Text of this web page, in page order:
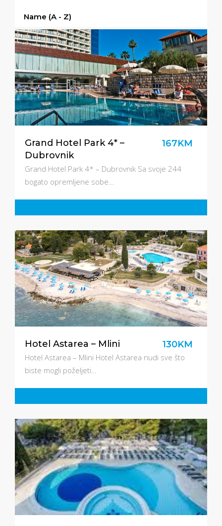
Name (a - Z)
Grand Hotel Park 4* –
Dubrovnik
167KM
Grand Hotel Park 4* – Dubrovnik Sa svoje 244
bogato opremljene sobe…
Hotel Astarea – Mlini 130KM
Hotel Astarea – Mlini Hotel Astarea nudi sve što
biste mogli poželjeti…